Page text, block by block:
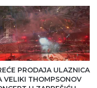
PRODAJA ULAZNICA
VELIKI THOMPSONOV